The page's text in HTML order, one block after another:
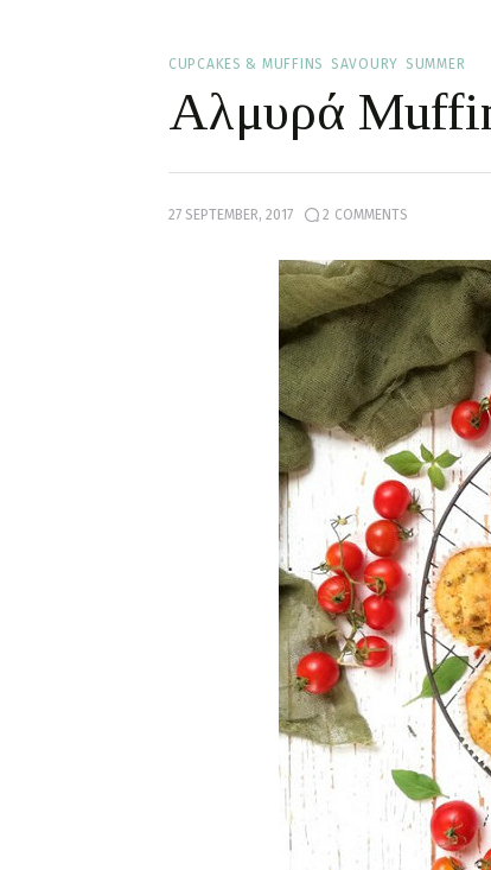
CUPCAKES & MUFFINS SAVOURY SUMMER
Αλμυρά
27 SEPTEMBER, 2017 2 COMMENTS